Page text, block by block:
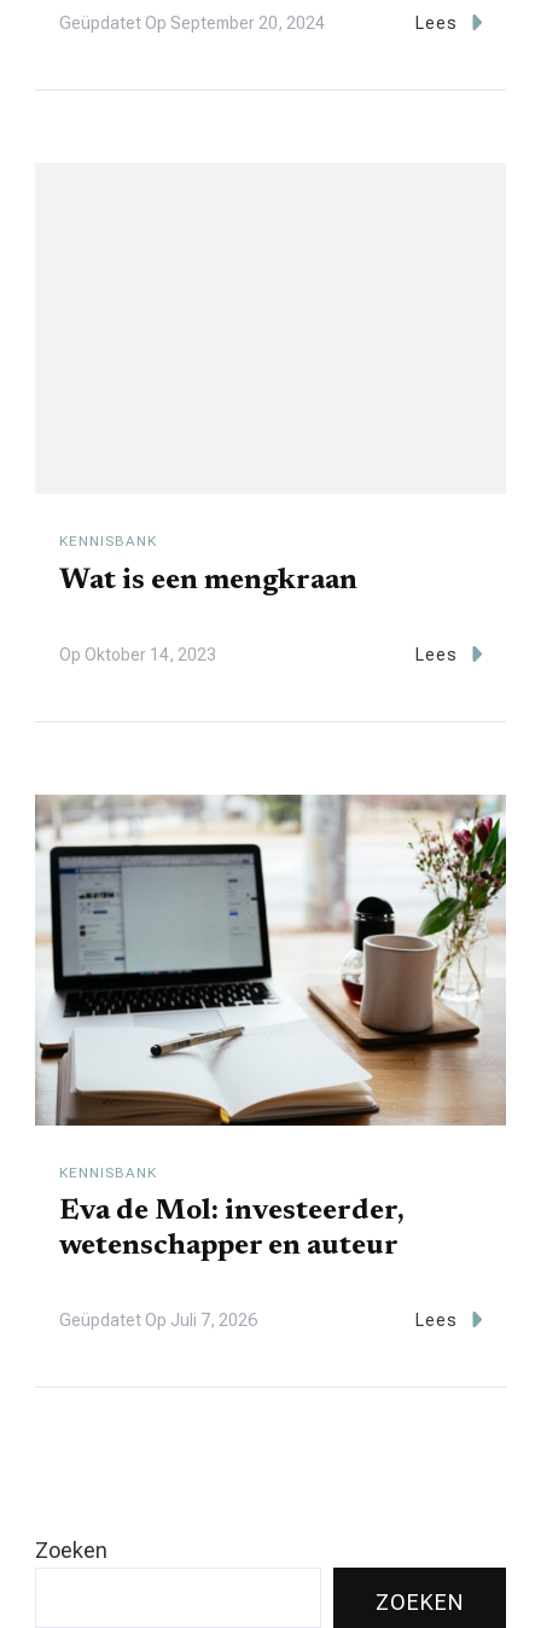
Geüpdatet Op September 20, 2024 Lees
KENNISBANK
Wat is een mengkraan
Op Oktober 14, 2023 Lees
KENNISBANK
Eva de Mol: investeerder,
wetenschapper en auteur
Geüpdatet Op Juli 7, 2026 Lees
Zoeken
ZOEKEN